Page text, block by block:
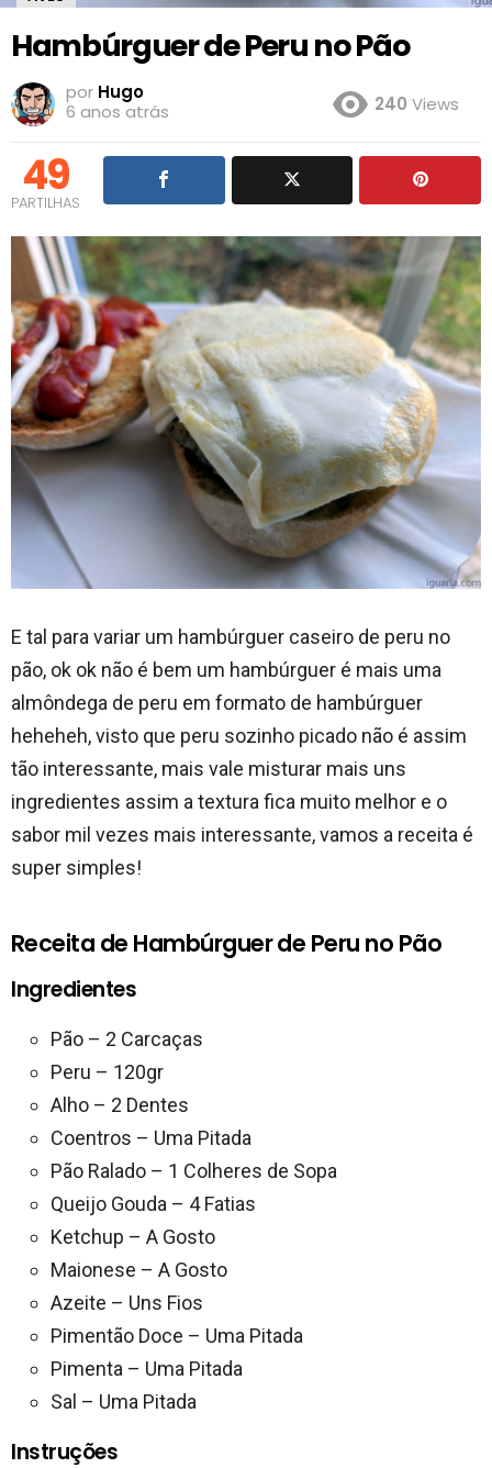
Hambúrguer de Peru no Pão
por Hugo
6 anos atrás
240 Views
49
PARTILHAS
E tal para variar um hambúrguer caseiro de peru no
pão, ok ok não é bem um hambúrguer é mais uma
almôndega de peru em formato de hambúrguer
heheheh, visto que peru sozinho picado não é assim
tão interessante, mais vale misturar mais uns
ingredientes assim a textura fica muito melhor e o
sabor mil vezes mais interessante, vamos a receita é
super simples!
Receita de Hambúrguer de Peru no Pão
Ingredientes
Pão – 2 Carcaças
Peru – 120gr
Alho – 2 Dentes
Coentros – Uma Pitada
Pão Ralado – 1 Colheres de Sopa
Queijo Gouda – 4 Fatias
Ketchup – A Gosto
Maionese – A Gosto
Azeite – Uns Fios
Pimentão Doce – Uma Pitada
Pimenta – Uma Pitada
Sal – Uma Pitada
Instruções